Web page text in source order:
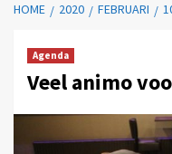
HOME 2020 FEBRUARI
Agenda
Veel animo